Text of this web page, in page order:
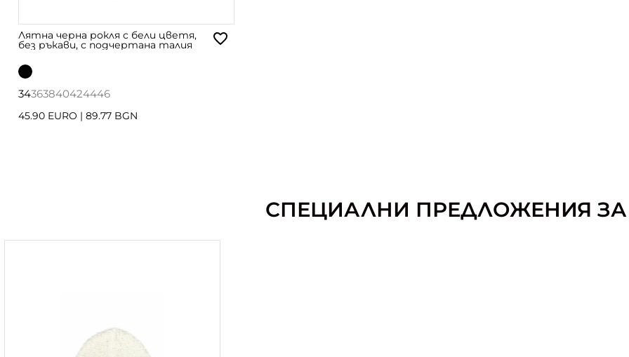
Лятна черна рокля с бели цветя,
без ръкави, с подчертана талия
34363840424446
45.90 EURO |89.77 BGN
СПЕЦИАЛНИ ПРЕДЛОЖЕНИЯ